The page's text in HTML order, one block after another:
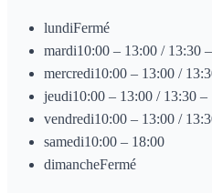
lundiFermé
mardi10:00 – 13:00 / 13:30
mercredi10:00 – 13:00 /
jeudi10:00 – 13:00 / 13:30 –
vendredi10:00 – 13:00 /
samedi10:00 – 18:00
dimancheFermé